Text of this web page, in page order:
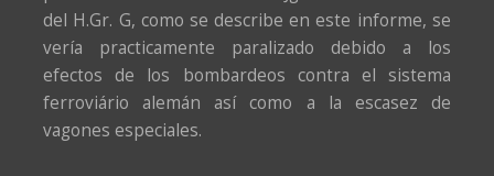
del H.Gr. G, como se describe en este informe, se
vería practicamente paralizado debido a los
efectos de los bombardeos contra el sistema
ferroviário alemán así como a la escasez de
vagones especiales.